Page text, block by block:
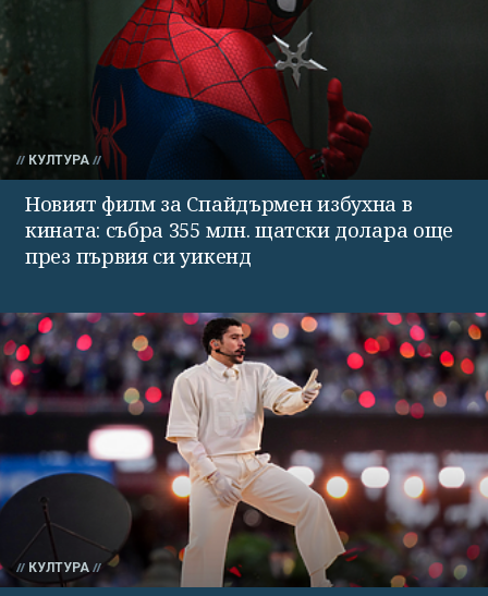
КУЛТУРА
Новият филм за Спайдърмен избухна в
кината: събра 355 млн. щатски долара още
през първия си уикенд
КУЛТУРА